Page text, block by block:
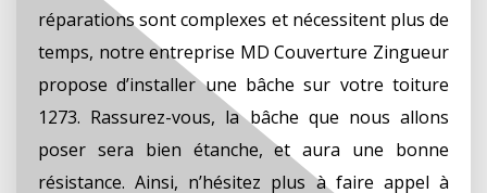
réparations sont complexes et nécessitent plus de
temps, notre entreprise MD Couverture Zingueur
propose d’installer une bâche sur votre toiture
1273. Rassurez-vous, la bâche que nous allons
poser sera bien étanche, et aura une bonne
résistance. Ainsi, n’hésitez plus à faire appel à